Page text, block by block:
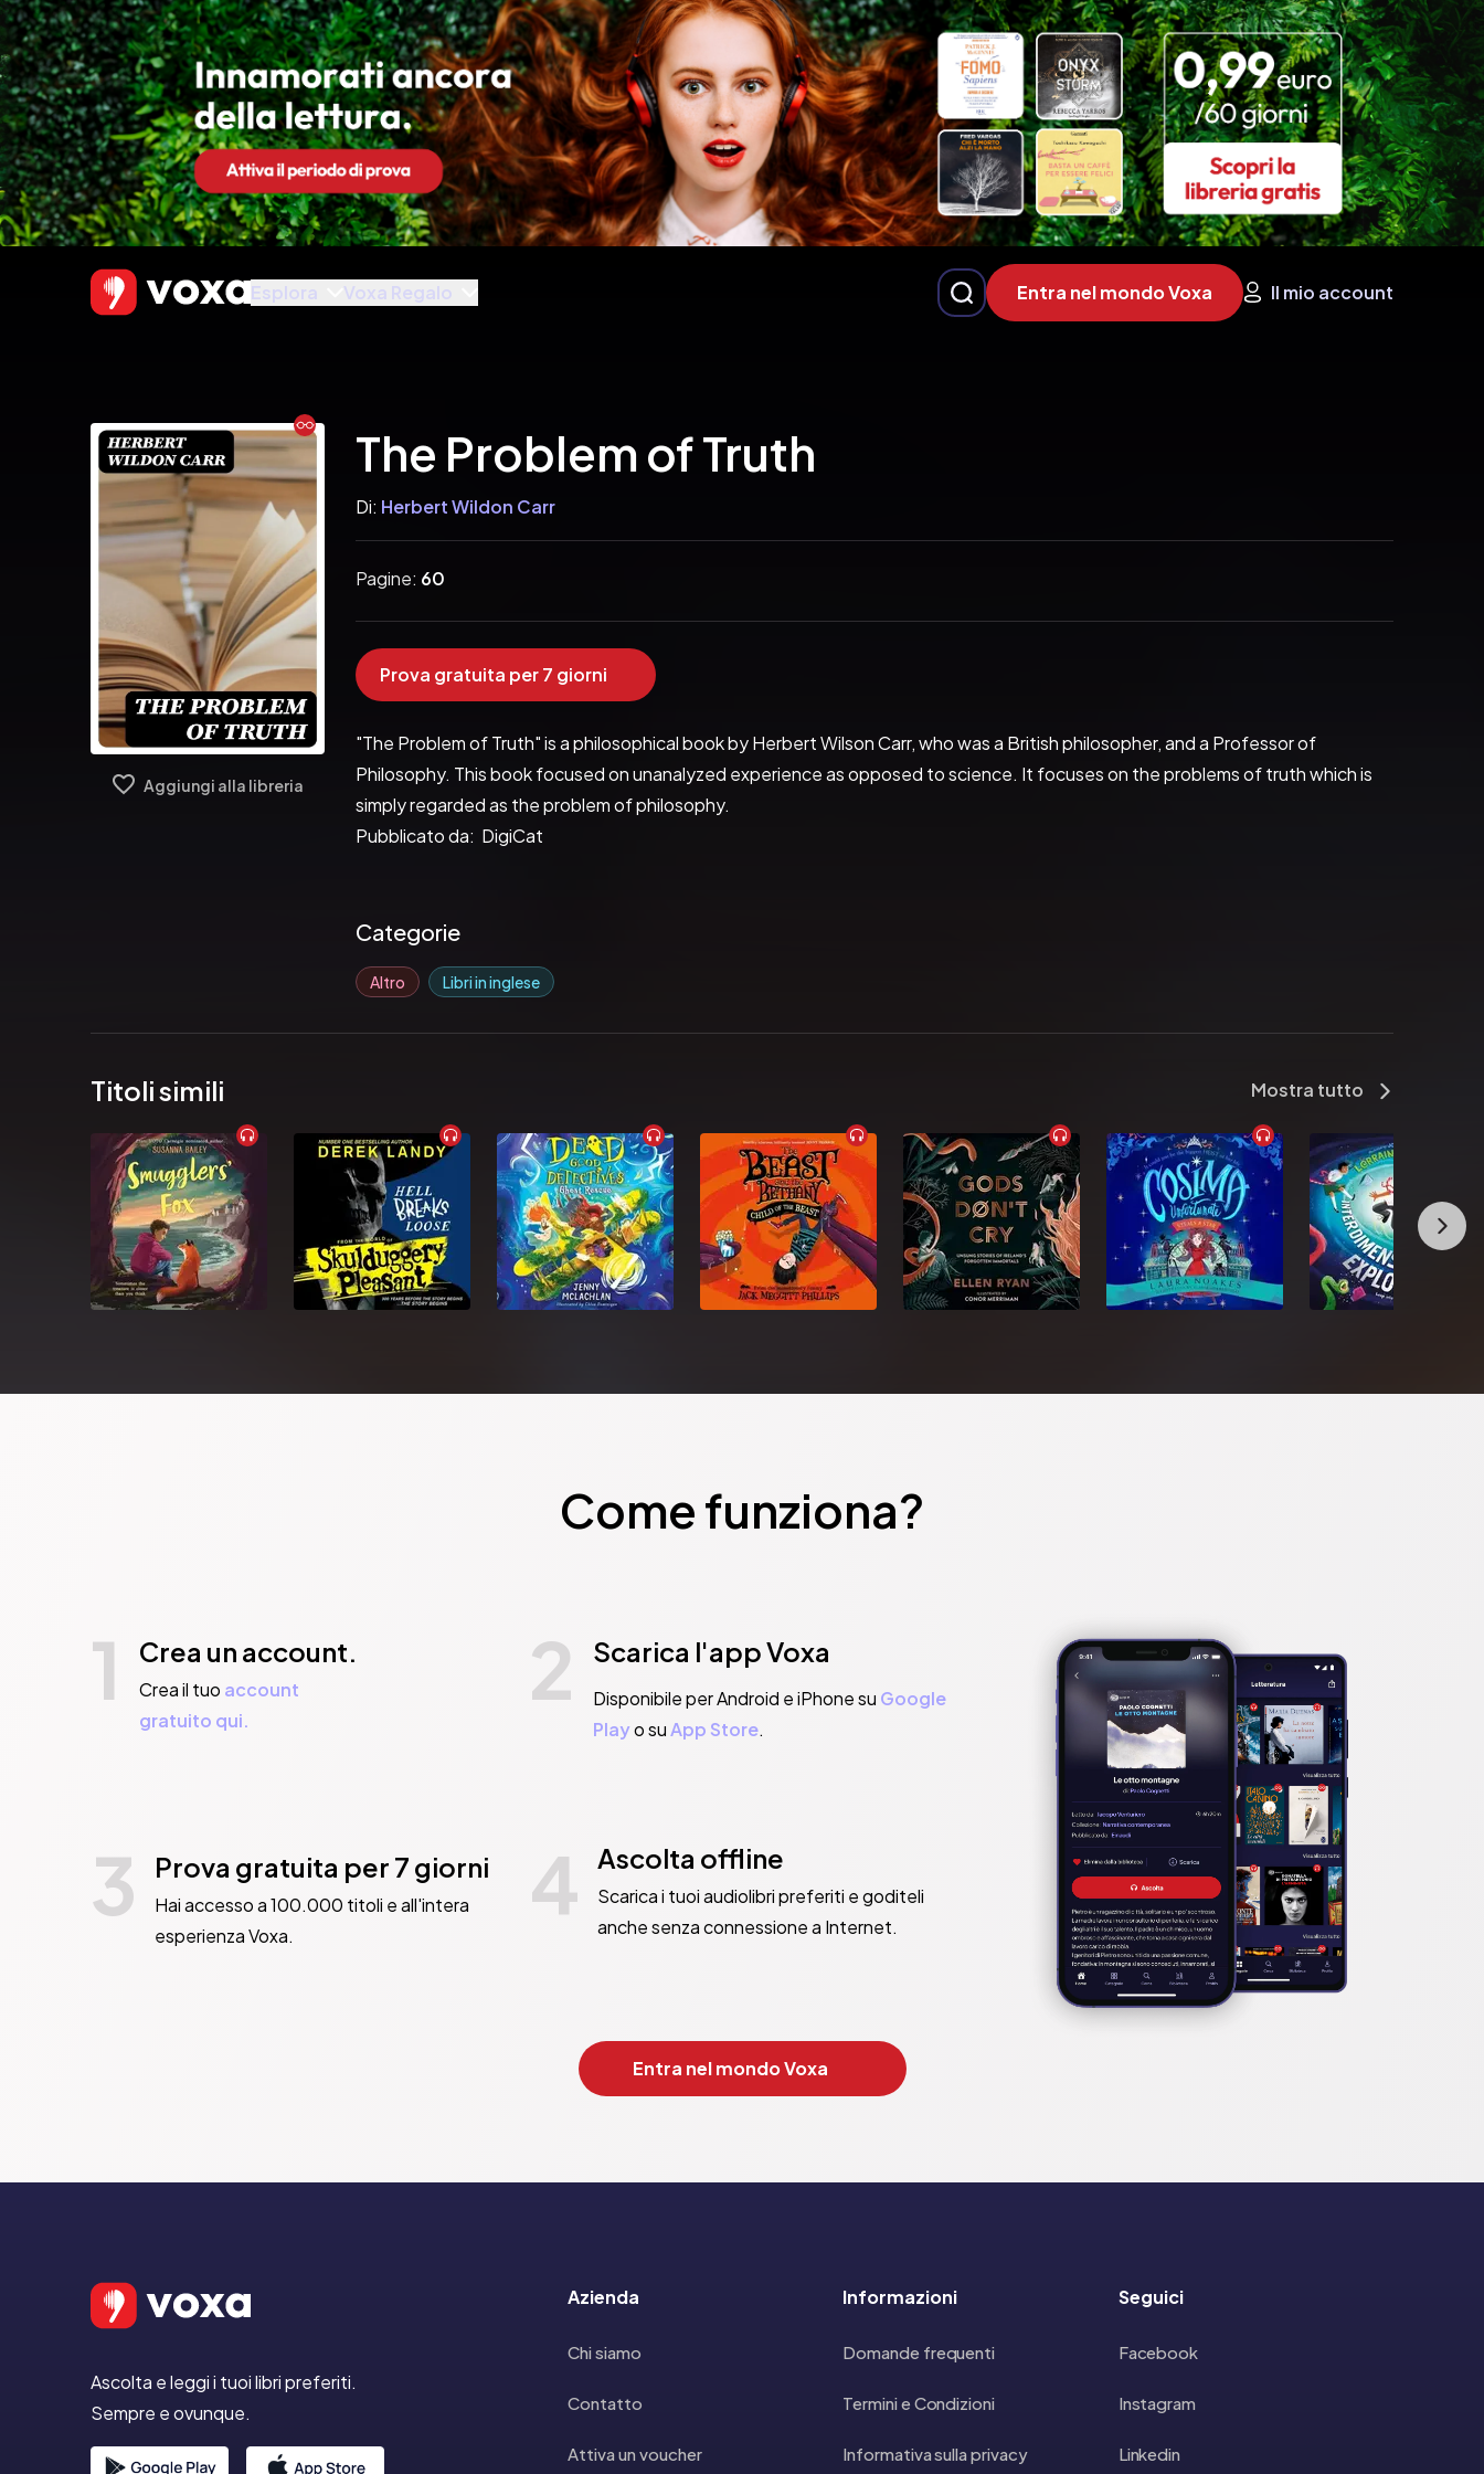
Esplora Voxa Regalo Entra nel mondo Voxa Il mio account
Ebook
Aggiungi alla libreria
The Problem of Truth
Di: Herbert Wildon Carr
Pagine: 60
Prova gratuita per 7 giorni
"The Problem of Truth" is a philosophical book by Herbert Wilson Carr, who was a British philosopher, and a Professor of
Philosophy. This book focused on unanalyzed experience as opposed to science. It focuses on the problems of truth which is
simply regarded as the problem of philosophy.
Pubblicato da:  DigiCat
Categorie
Altro Libri in inglese
Titoli simili Mostra tutto
Come funziona?
1 Crea un account.
Crea il tuo account
gratuito qui.
2 Scarica l'app Voxa
Disponibile per Android e iPhone su Google
Playo suApp Store.
3 Prova gratuita per 7 giorni
Hai accesso a 100.000 titoli e all'intera
esperienza Voxa.
4 Ascolta offline
Scarica i tuoi audiolibri preferiti e goditeli
anche senza connessione a Internet.
Entra nel mondo Voxa
Ascolta e leggi i tuoi libri preferiti.
Sempre e ovunque.
Azienda
Chi siamo
Contatto
Attiva un voucher
Informazioni
Domande frequenti
Termini e Condizioni
Informativa sulla privacy
Seguici
Facebook
Instagram
Linkedin